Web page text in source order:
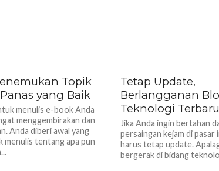
Topik
yang Baik
menulis e-book Anda
menggembirakan dan
Anda diberi awal yang
menulis tentang apa pun
Tetap Update,
Berlangganan
Teknologi Terbaru
Jika Anda ingin bertahan
persaingan kejam di pasar
harus tetap update.
bergerak di bidang